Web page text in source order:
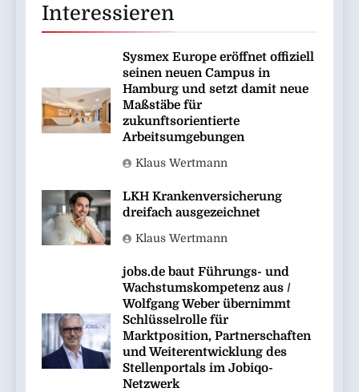
Interessieren
Sysmex Europe eröffnet offiziell
seinen neuen Campus in
Hamburg und setzt damit neue
Maßstäbe für
zukunftsorientierte
Arbeitsumgebungen
Klaus Wertmann
LKH Krankenversicherung
dreifach ausgezeichnet
Klaus Wertmann
jobs.de baut Führungs- und
Wachstumskompetenz aus /
Wolfgang Weber übernimmt
Schlüsselrolle für
Marktposition, Partnerschaften
und Weiterentwicklung des
Stellenportals im Jobiqo-
Netzwerk